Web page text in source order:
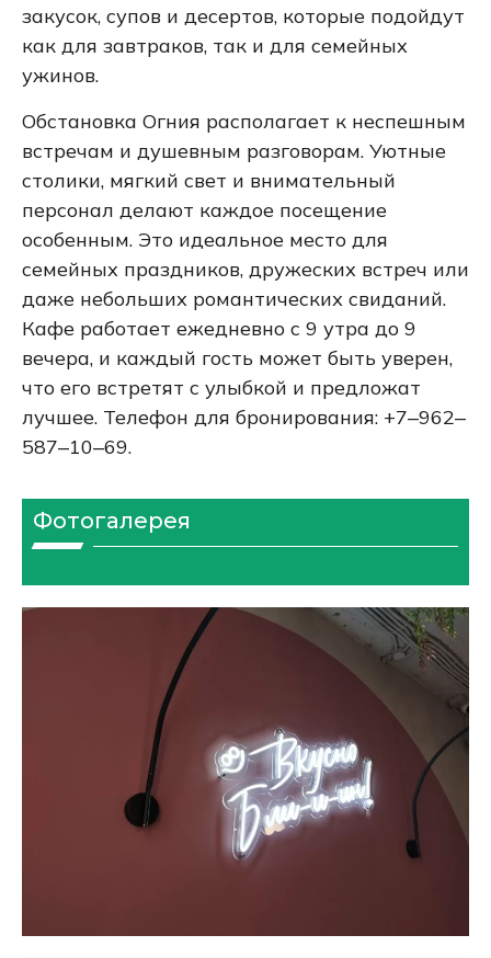
закусок, супов и десертов, которые подойдут
как для завтраков, так и для семейных
ужинов.
Обстановка Огния располагает к неспешным
встречам и душевным разговорам. Уютные
столики, мягкий свет и внимательный
персонал делают каждое посещение
особенным. Это идеальное место для
семейных праздников, дружеских встреч или
даже небольших романтических свиданий.
Кафе работает ежедневно с 9 утра до 9
вечера, и каждый гость может быть уверен,
что его встретят с улыбкой и предложат
лучшее. Телефон для бронирования: +7‒962‒
587‒10‒69.
Фотогалерея